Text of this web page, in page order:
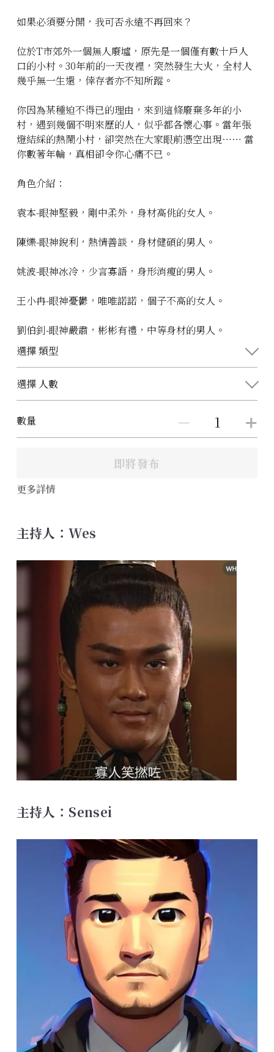
如果必須要分開，我可否永遠不再回來？
位於T市郊外一個無人廢墟，原先是一個僅有數十戶人
口的小村。30年前的一天夜裡，突然發生大火，全村人
幾乎無一生還，倖存者亦不知所蹤。
你因為某種迫不得已的理由，來到這條廢棄多年的小
村，遇到幾個不明來歷的人，似乎都各懷心事。當年張
燈結綵的熱鬧小村，卻突然在大家眼前憑空出現⋯⋯ 當
你數著年輪，真相卻令你心痛不已。
角色介紹：
袁本-眼神堅毅，剛中柔外，身材高佻的女人。
陳爍-眼神銳利，熱情善談，身材健碩的男人。
姚波-眼神冰冷，少言寡語，身形消瘦的男人。
王小冉-眼神憂鬱，唯唯諾諾，個子不高的女人。
劉伯釗-眼神嚴肅，彬彬有禮，中等身材的男人。
選擇 類型
選擇 人數
數量
即將發布
更多詳情
主持人：Wes
主持人：Sensei